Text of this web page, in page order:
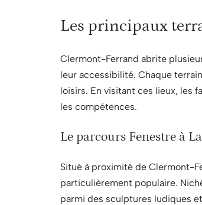
Les principaux
Clermont-Ferrand abrite
leur accessibilité. Chaque
loisirs. En visitant ces lieux, les
les compétences.
Le parcours Fenestre à
Situé à proximité de Clermont-
particulièrement populaire.
parmi des sculptures ludiques